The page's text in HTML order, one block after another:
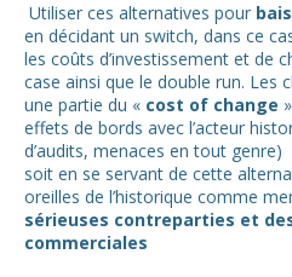
Utiliser ces alternatives pour
en décidant un switch, dans ce
les coûts d’investissement et de
case ainsi que le double run. Les
une partie du « cost of change
effets de bords avec l’acteur
d’audits, menaces en tout genre)
soit en se servant de cette
oreilles de l’historique comme
sérieuses contreparties et
commerciales